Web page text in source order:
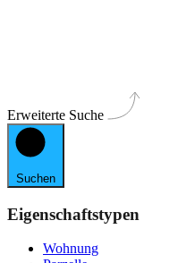
Erweiterte Suche
Suchen
Eigenschaftstypen
Wohnung